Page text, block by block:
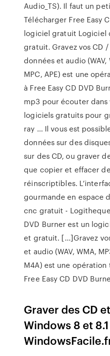
Audio_TS). Il faut un
Télécharger Free Easy
logiciel gratuit Logiciel
gratuit. Gravez vos CD
données et audio (WAV,
MPC, APE) est une
à Free Easy CD DVD
mp3 pour écouter
logiciels gratuits pour
ray ... Il vous est
données sur des
sur des CD, ou graver
que copier et effacer
réinscriptibles.
gourmande en espace
cnc gratuit -
DVD Burner est un
et gratuit. [...]Gravez
et audio (WAV, WMA,
M4A) est une
Free Easy CD DVD
Graver des CD
Windows 8 et 8.1